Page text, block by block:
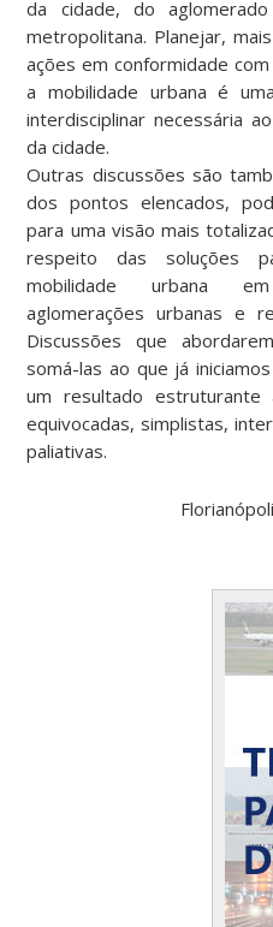
da cidade, do
metropolitana. Planejar,
ações em conformidade
a mobilidade urbana é
interdisciplinar necessária
da cidade.
Outras discussões são
dos pontos elencados,
para uma visão mais
respeito das soluções
mobilidade urbana
aglomerações urbanas e
Discussões que
somá-las ao que já
um resultado
equivocadas, simplistas,
paliativas.